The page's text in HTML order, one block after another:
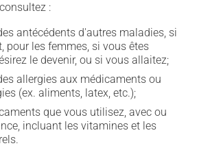
:
antécédents d'autres maladies, si
pour les femmes, si vous êtes
le devenir, ou si vous allaitez;
allergies aux médicaments ou
(ex. aliments, latex, etc.);
que vous utilisez, avec ou
incluant les vitamines et les